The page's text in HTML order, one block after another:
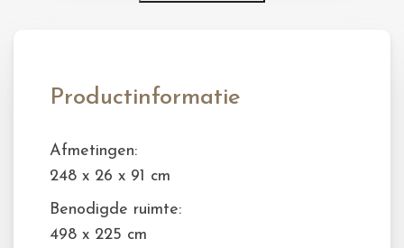
Productinformatie
Afmetingen:
248 x 26 x 91 cm
Benodigde ruimte:
498 x 225 cm